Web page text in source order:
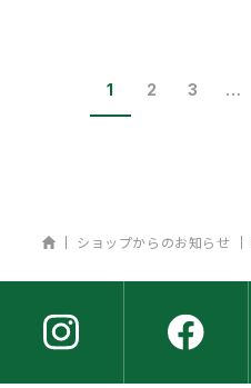
1 2 3 …
ホーム
ショップからのお知らせ